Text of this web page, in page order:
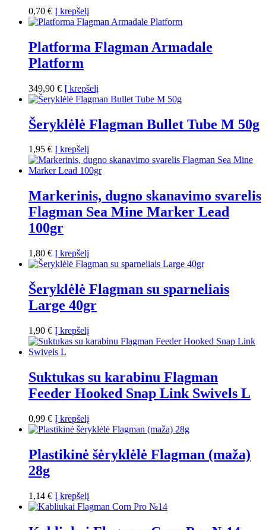
0,70 € Į krepšelį
Platforma Flagman Armadale
Platform
349,90 € Į krepšelį
Šeryklėlė Flagman Bullet Tube M 50g
1,95 € Į krepšelį
Markerinis, dugno skanavimo svarelis
Flagman Sea Mine Marker Lead
100gr
1,80 € Į krepšelį
Šeryklėlė Flagman su sparneliais
Large 40gr
1,90 € Į krepšelį
Suktukas su karabinu Flagman
Feeder Hooked Snap Link Swivels L
0,99 € Į krepšelį
Plastikinė šėryklėlė Flagman (maža)
28g
1,14 € Į krepšelį